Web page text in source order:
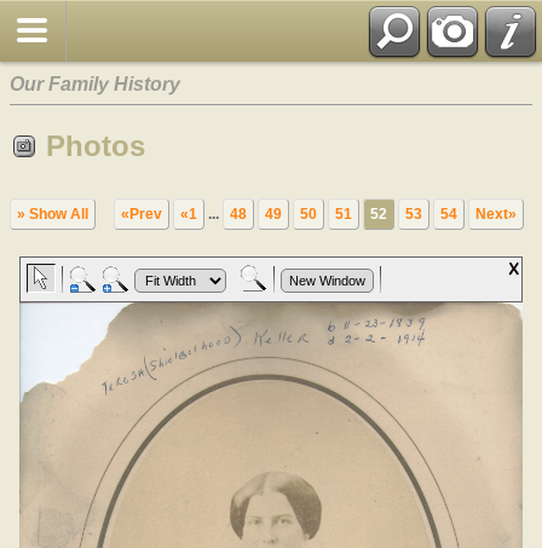
Our Family History
Photos
» Show All «Prev «1 ... 48 49 50 51 52 53 54 Next»